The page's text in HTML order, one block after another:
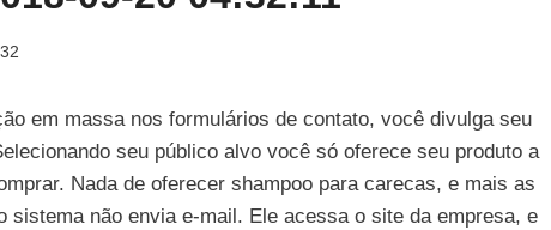
em massa nos formulários de contato, você divulga seu
seu público alvo você só oferece seu produto a
Nada de oferecer shampoo para carecas, e mais as
sistema não envia e-mail. Ele acessa o site da empresa, e